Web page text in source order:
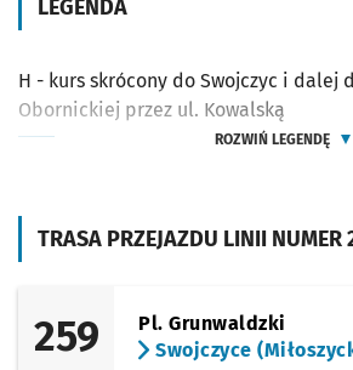
TRASA PRZEJAZDU LINII NUMER
259
Pl. Grunwaldzki
Swojczyce
LEGENDA
H - kurs skrócony do Swojczyc i dalej
Obornickiej przez ul. Kowalską
ROZWIŃ LEGENDĘ